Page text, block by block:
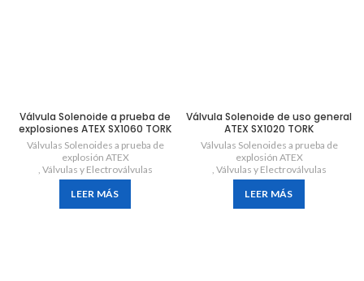
Válvula Solenoide a prueba de
explosiones ATEX SX1060 TORK
Válvulas Solenoides a prueba de
explosión ATEX
, Válvulas y Electroválvulas
LEER MÁS
Válvula Solenoide de uso general
ATEX SX1020 TORK
Válvulas Solenoides a prueba de
explosión ATEX
, Válvulas y Electroválvulas
LEER MÁS